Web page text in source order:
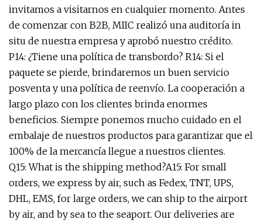
invitamos a visitarnos en cualquier momento. Antes
de comenzar con B2B, MIIC realizó una auditoría in
situ de nuestra empresa y aprobó nuestro crédito.
P14: ¿Tiene una política de transbordo? R14: Si el
paquete se pierde, brindaremos un buen servicio
posventa y una política de reenvío. La cooperación a
largo plazo con los clientes brinda enormes
beneficios. Siempre ponemos mucho cuidado en el
embalaje de nuestros productos para garantizar que el
100% de la mercancía llegue a nuestros clientes.
Q15: What is the shipping method?A15: For small
orders, we express by air, such as Fedex, TNT, UPS,
DHL, EMS, for large orders, we can ship to the airport
by air, and by sea to the seaport. Our deliveries are